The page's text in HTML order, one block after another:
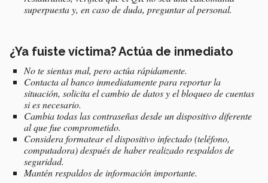
superpuesta y, en caso de duda, preguntar al personal.
¿Ya fuiste víctima? Actúa de inmediato
No te sientas mal, pero actúa rápidamente.
Contacta al banco inmediatamente para reportar la
situación, solicita el cambio de datos y el bloqueo de cuentas
si es necesario.
Cambia todas las contraseñas desde un dispositivo diferente
al que fue comprometido.
Considera formatear el dispositivo infectado (teléfono,
computadora) después de haber realizado respaldos de
seguridad.
Mantén respaldos de información importante.